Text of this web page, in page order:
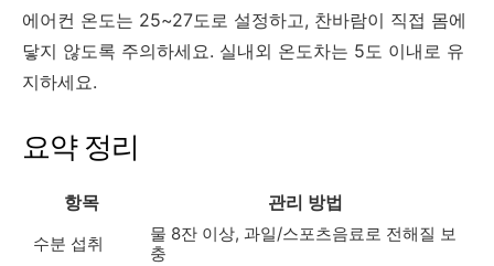
에어컨 온도는 25~27도로 설정하고, 찬바람이 직접 몸에
닿지 않도록 주의하세요. 실내외 온도차는 5도 이내로 유
지하세요.
요약 정리
항목 관리 방법
수분 섭취
물 8잔 이상, 과일/스포츠음료로 전해질 보
충